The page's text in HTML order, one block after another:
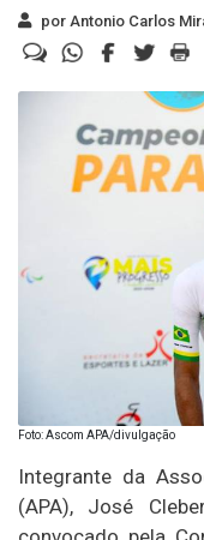
por Antonio Carlos
Foto: Ascom APA/divulgação
Integrante da
(APA), José